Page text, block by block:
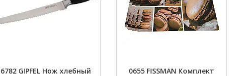
6782 GIPFEL Нож хлебный
0655 FISSMAN Комплект